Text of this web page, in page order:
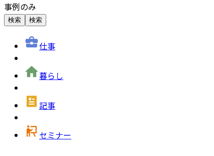
事例のみ
検索 検索
仕事
暮らし
記事
セミナー